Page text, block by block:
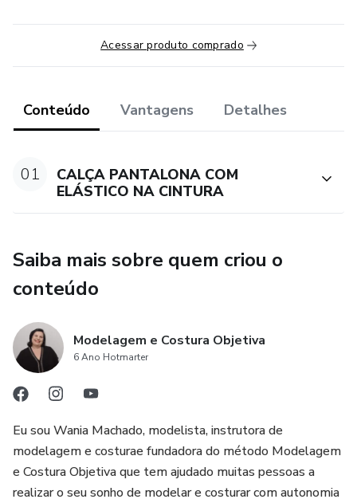
A modelagem é em PDF, não disponibilizamos em outro
recortar.
Acessar produto comprado
Conteúdo Vantagens Detalhes
01
CALÇA PANTALONA COM
ELÁSTICO NA CINTURA
Saiba mais sobre quem criou o
conteúdo
Modelagem e Costura Objetiva
6 Ano Hotmarter
Eu sou Wania Machado, modelista, instrutora de
modelagem e costurae fundadora do método Modelagem
e Costura Objetiva que tem ajudado muitas pessoas a
realizar o seu sonho de modelar e costurar com autonomia